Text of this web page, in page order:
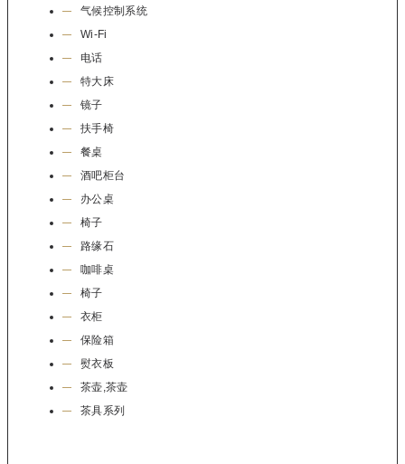
气候控制系统
Wi-Fi
电话
特大床
镜子
扶手椅
餐桌
酒吧柜台
办公桌
椅子
路缘石
咖啡桌
椅子
衣柜
保险箱
熨衣板
茶壶,茶壶
茶具系列